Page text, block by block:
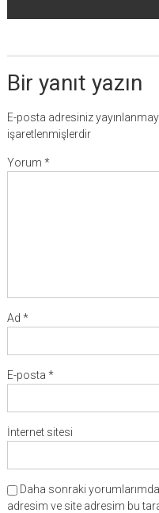
Bir yanıt yazın
E-posta adresiniz
işaretlenmişlerdir
Yorum *
Ad *
E-posta *
İnternet sitesi
Daha sonraki
adresim ve site adresim bu